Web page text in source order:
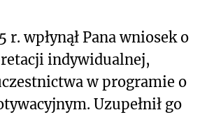
r. wpłynął Pana wniosek o
indywidualnej,
w programie o
Uzupełnił go